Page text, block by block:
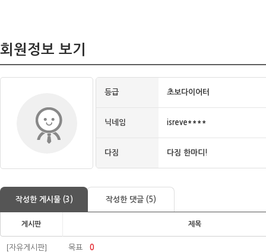
회원정보 보기
등급 초보다이어터
닉네임 isreve****
다짐 다짐 한마디!
작성한 게시물 (3) 작성한 댓글 (5)
게시판 제목
[자유게시판] 목표 0